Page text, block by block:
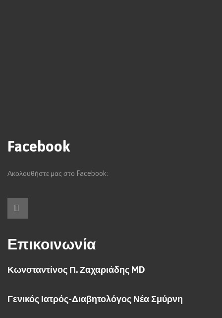
Facebook
Ακολουθήστε μας στο Facebook:
Επικοινωνία
Κωνσταντίνος Π. Ζαχαριάδης MD
Γενικός Ιατρός-Διαβητολόγος Νέα Σμύρνη